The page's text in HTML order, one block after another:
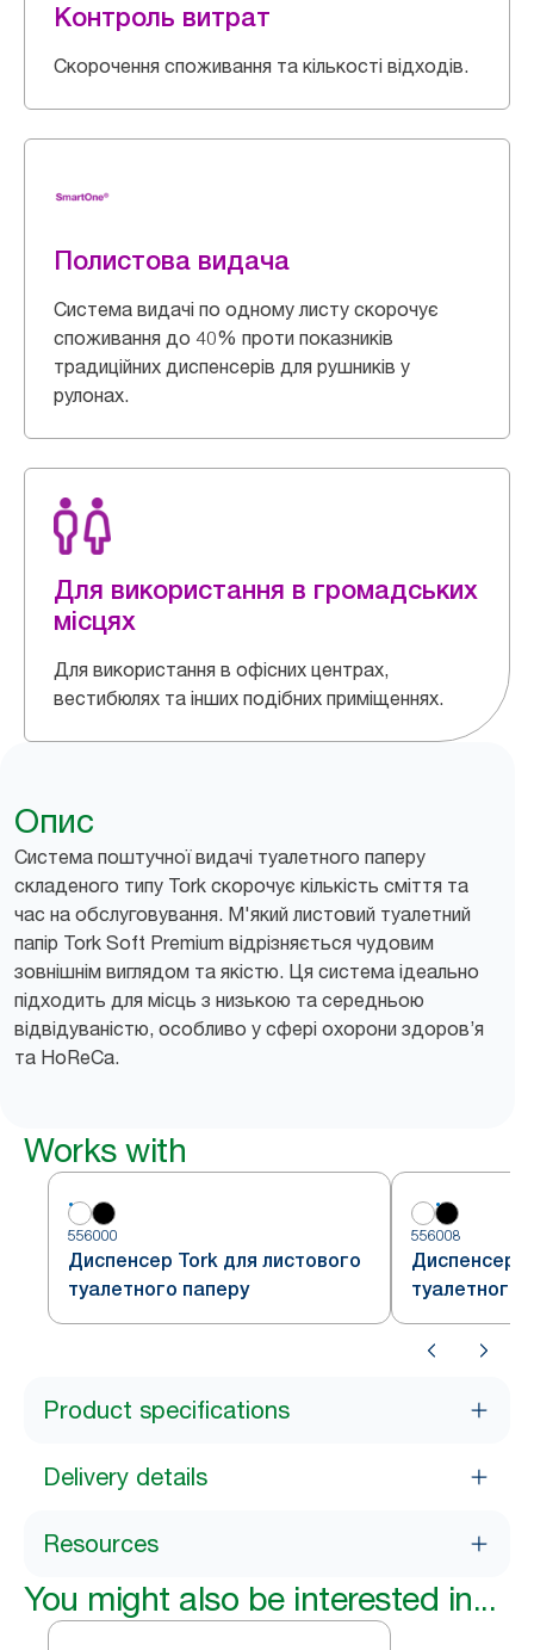
Контроль витрат
Скорочення споживання та кількості відходів.
Полистова видача
Система видачі по одному листу скорочує
споживання до 40% проти показників
традиційних диспенсерів для рушників у
рулонах.
Для використання в громадських
місцях
Для використання в офісних центрах,
вестибюлях та інших подібних приміщеннях.
Опис
Система поштучної видачі туалетного паперу
складеного типу Tork скорочує кількість сміття та
час на обслуговування. М'який листовий туалетний
папір Tork Soft Premium відрізняється чудовим
зовнішнім виглядом та якістю. Ця система ідеально
підходить для місць з низькою та середньою
відвідуваністю, особливо у сфері охорони здоров’я
та HoReCa.
Works with
556000
Диспенсер Tork для листового
туалетного паперу
556008
Диспенсер
туалетного
Product specifications
Delivery details
Resources
You might also be interested in...